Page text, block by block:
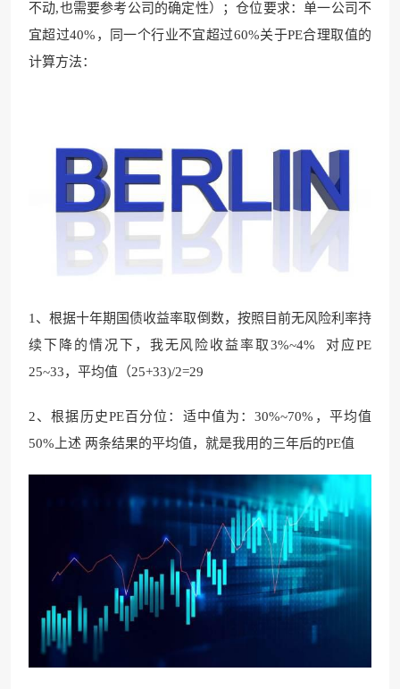
不动,也需要参考公司的确定性）；仓位要求：单一公司不
宜超过40%，同一个行业不宜超过60%关于PE合理取值的
计算方法：
1、根据十年期国债收益率取倒数，按照目前无风险利率持
续下降的情况下，我无风险收益率取3%~4% 对应PE
25~33，平均值（25+33)/2=29
2、根据历史PE百分位：适中值为：30%~70%，平均值
50%上述 两条结果的平均值，就是我用的三年后的PE值